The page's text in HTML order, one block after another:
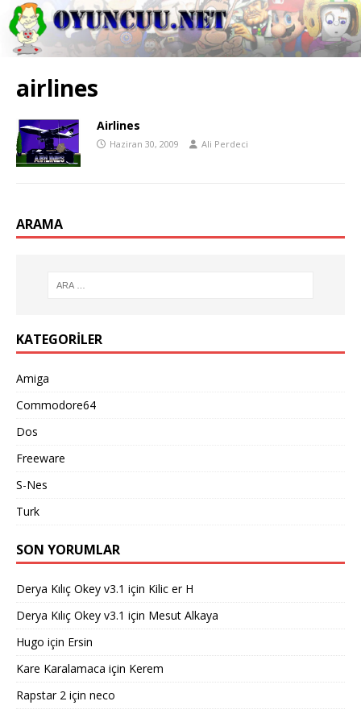
airlines
Airlines
Haziran 30, 2009 Ali Perdeci
ARAMA
KATEGORILER
Amiga
Commodore64
Dos
Freeware
S-Nes
Turk
SON YORUMLAR
Derya Kılıç Okey v3.1 için Kilic er H
Derya Kılıç Okey v3.1 için Mesut Alkaya
Hugo için Ersin
Kare Karalamaca için Kerem
Rapstar 2 için neco